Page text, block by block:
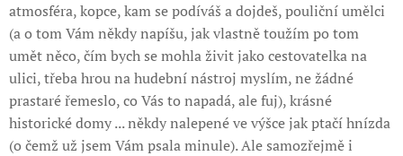
atmosféra, kopce, kam se podíváš a dojdeš, pouliční umělci
(a o tom Vám někdy napíšu, jak vlastně toužím po tom
umět něco, čím bych se mohla živit jako cestovatelka na
ulici, třeba hrou na hudební nástroj myslím, ne žádné
prastaré řemeslo, co Vás to napadá, ale fuj), krásné
historické domy ... někdy nalepené ve výšce jak ptačí hnízda
(o čemž už jsem Vám psala minule). Ale samozřejmě i